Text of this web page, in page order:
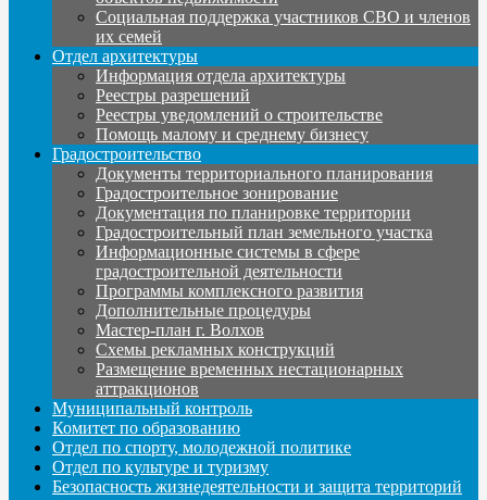
Социальная поддержка участников СВО и членов
их семей
Отдел архитектуры
Информация отдела архитектуры
Реестры разрешений
Реестры уведомлений о строительстве
Помощь малому и среднему бизнесу
Градостроительство
Документы территориального планирования
Градостроительное зонирование
Документация по планировке территории
Градостроительный план земельного участка
Информационные системы в сфере
градостроительной деятельности
Программы комплексного развития
Дополнительные процедуры
Мастер-план г. Волхов
Схемы рекламных конструкций
Размещение временных нестационарных
аттракционов
Муниципальный контроль
Комитет по образованию
Отдел по спорту, молодежной политике
Отдел по культуре и туризму
Безопасность жизнедеятельности и защита территорий